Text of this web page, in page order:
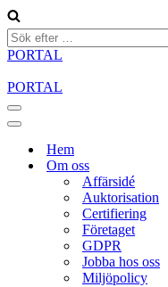
Sök
efter
…
PORTAL
PORTAL
Navigeringsmeny
Navigeringsmeny
Hem
Om oss
Affärsidé
Auktorisation
Certifiering
Företaget
GDPR
Jobba hos oss
Miljöpolicy